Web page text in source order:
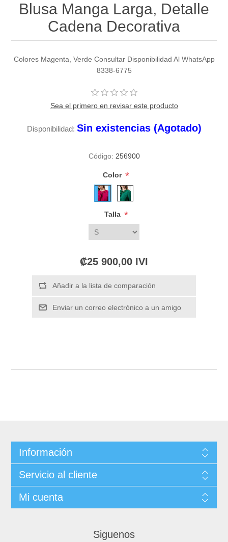
Blusa Manga Larga, Detalle
Cadena Decorativa
Colores Magenta, Verde Consultar Disponibilidad Al WhatsApp
8338-6775
Sea el primero en revisar este producto
Disponibilidad: Sin existencias (Agotado)
Código: 256900
Color *
Talla *
₡25 900,00 IVI
Información
Servicio al cliente
Mi cuenta
Siguenos